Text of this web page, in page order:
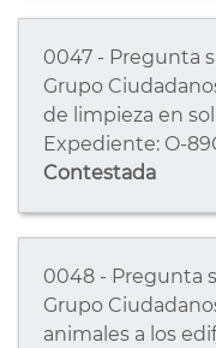
0047 - Pregunta
Grupo
de limpieza en
Expediente: O-
Contestada
0048 - Pregunta
Grupo
animales a los